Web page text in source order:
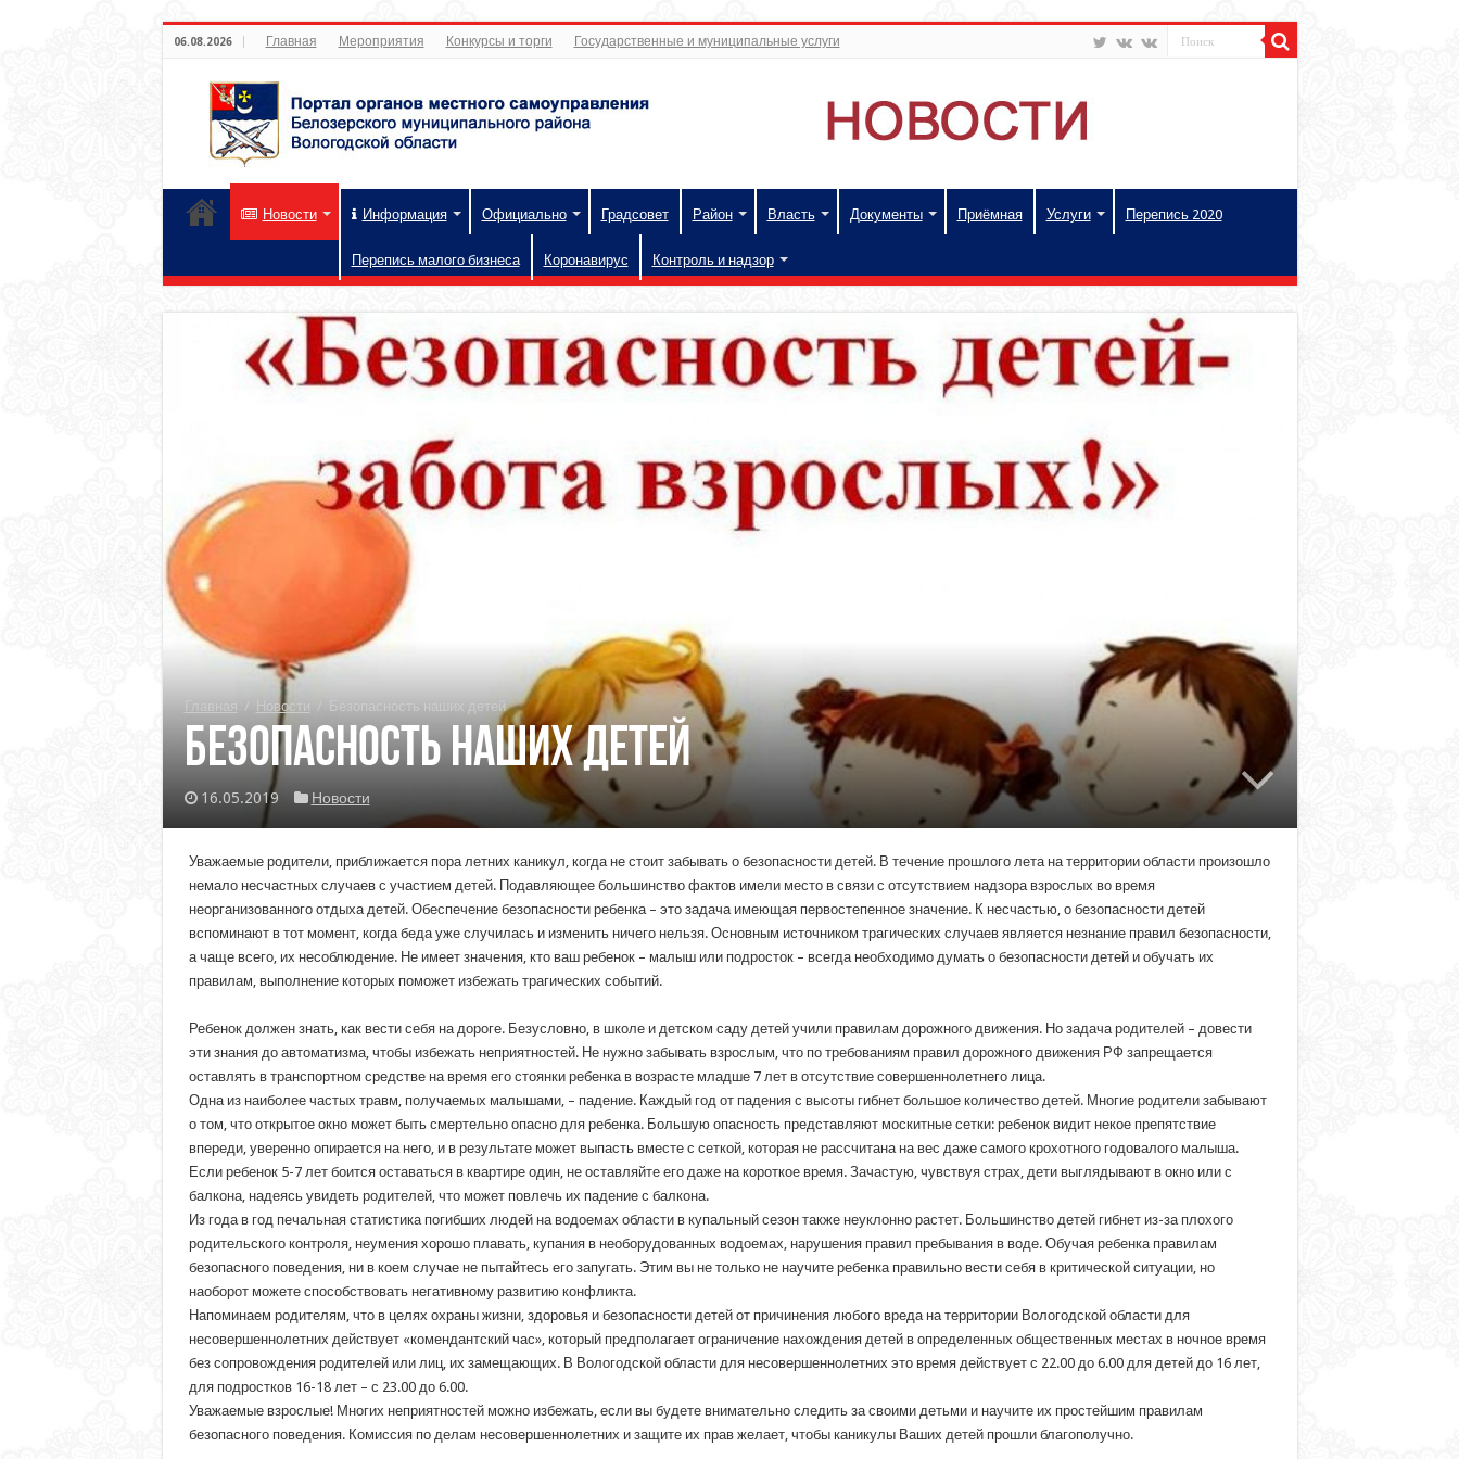
06.08.2026 Главная Мероприятия Конкурсы и торги Государственные и муниципальные услуги
Новости Информация Официально Градсовет Район Власть Документы Приёмная Услуги Перепись 2020
Перепись малого бизнеса Коронавирус Контроль и надзор
Главная / Новости / Безопасность наших детей
Безопасность наших детей
16.05.2019 Новости
Уважаемые родители, приближается пора летних каникул, когда не стоит забывать о безопасности детей. В течение прошлого лета на территории области произошло
немало несчастных случаев с участием детей. Подавляющее большинство фактов имели место в связи с отсутствием надзора взрослых во время
неорганизованного отдыха детей. Обеспечение безопасности ребенка – это задача имеющая первостепенное значение. К несчастью, о безопасности детей
вспоминают в тот момент, когда беда уже случилась и изменить ничего нельзя. Основным источником трагических случаев является незнание правил безопасности,
а чаще всего, их несоблюдение. Не имеет значения, кто ваш ребенок – малыш или подросток – всегда необходимо думать о безопасности детей и обучать их
правилам, выполнение которых поможет избежать трагических событий.
Ребенок должен знать, как вести себя на дороге. Безусловно, в школе и детском саду детей учили правилам дорожного движения. Но задача родителей – довести
эти знания до автоматизма, чтобы избежать неприятностей. Не нужно забывать взрослым, что по требованиям правил дорожного движения РФ запрещается
оставлять в транспортном средстве на время его стоянки ребенка в возрасте младше 7 лет в отсутствие совершеннолетнего лица.
Одна из наиболее частых травм, получаемых малышами, – падение. Каждый год от падения с высоты гибнет большое количество детей. Многие родители забывают
о том, что открытое окно может быть смертельно опасно для ребенка. Большую опасность представляют москитные сетки: ребенок видит некое препятствие
впереди, уверенно опирается на него, и в результате может выпасть вместе с сеткой, которая не рассчитана на вес даже самого крохотного годовалого малыша.
Если ребенок 5-7 лет боится оставаться в квартире один, не оставляйте его даже на короткое время. Зачастую, чувствуя страх, дети выглядывают в окно или с
балкона, надеясь увидеть родителей, что может повлечь их падение с балкона.
Из года в год печальная статистика погибших людей на водоемах области в купальный сезон также неуклонно растет. Большинство детей гибнет из-за плохого
родительского контроля, неумения хорошо плавать, купания в необорудованных водоемах, нарушения правил пребывания в воде. Обучая ребенка правилам
безопасного поведения, ни в коем случае не пытайтесь его запугать. Этим вы не только не научите ребенка правильно вести себя в критической ситуации, но
наоборот можете способствовать негативному развитию конфликта.
Напоминаем родителям, что в целях охраны жизни, здоровья и безопасности детей от причинения любого вреда на территории Вологодской области для
несовершеннолетних действует «комендантский час», который предполагает ограничение нахождения детей в определенных общественных местах в ночное время
без сопровождения родителей или лиц, их замещающих. В Вологодской области для несовершеннолетних это время действует с 22.00 до 6.00 для детей до 16 лет,
для подростков 16-18 лет – с 23.00 до 6.00.
Уважаемые взрослые! Многих неприятностей можно избежать, если вы будете внимательно следить за своими детьми и научите их простейшим правилам
безопасного поведения. Комиссия по делам несовершеннолетних и защите их прав желает, чтобы каникулы Ваших детей прошли благополучно.